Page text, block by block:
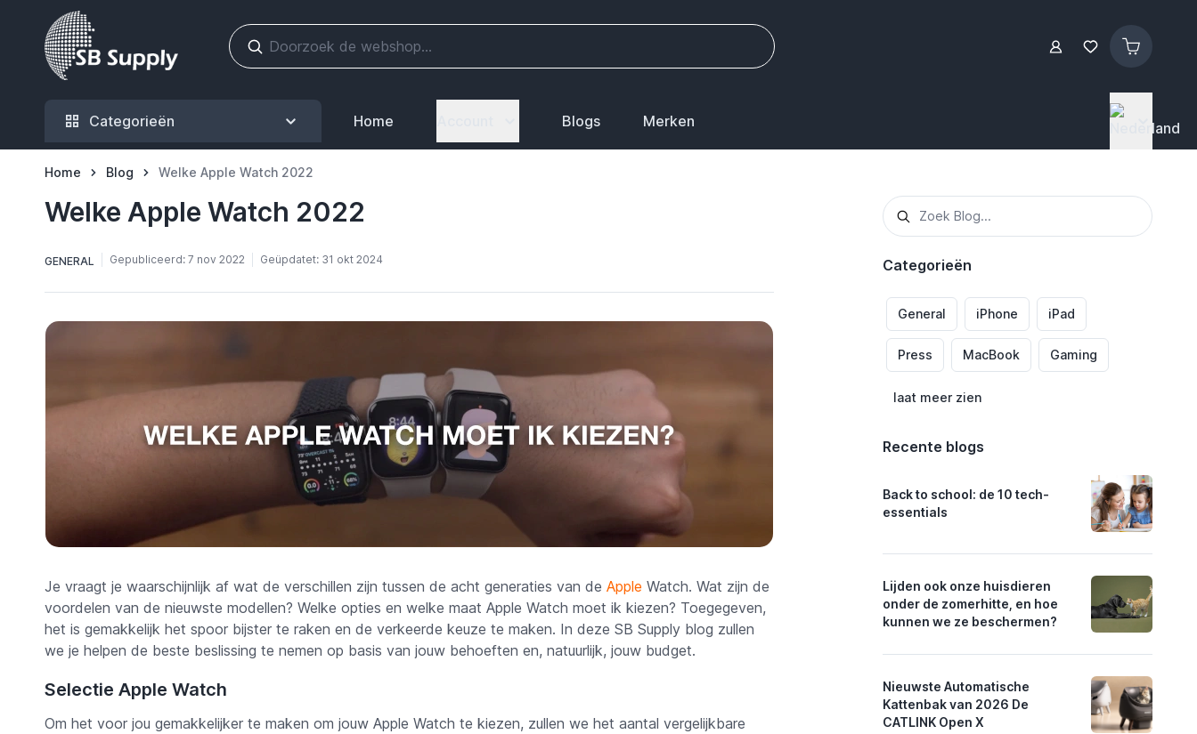
Ga naar de inhoud
Categorieën Home Blogs Merken
Home Blog Welke Apple Watch 2022
Categorieën
General iPhone iPad
Press MacBook Gaming
laat meer zien
Recente blogs
Back to school: de 10 tech-
essentials
Lijden ook onze huisdieren
onder de zomerhitte, en hoe
kunnen we ze beschermen?
Nieuwste Automatische
Kattenbak van 2026 De
CATLINK Open X
Welke Apple Watch 2022
GENERAL Gepubliceerd: 7 nov 2022 Geüpdatet: 31 okt 2024
Je vraagt je waarschijnlijk af wat de verschillen zijn tussen de acht generaties van de Apple Watch. Wat zijn de
voordelen van de nieuwste modellen? Welke opties en welke maat Apple Watch moet ik kiezen? Toegegeven,
het is gemakkelijk het spoor bijster te raken en de verkeerde keuze te maken. In deze SB Supply blog zullen
we je helpen de beste beslissing te nemen op basis van jouw behoeften en, natuurlijk, jouw budget.
Selectie Apple Watch
Om het voor jou gemakkelijker te maken om jouw Apple Watch te kiezen, zullen we het aantal vergelijkbare